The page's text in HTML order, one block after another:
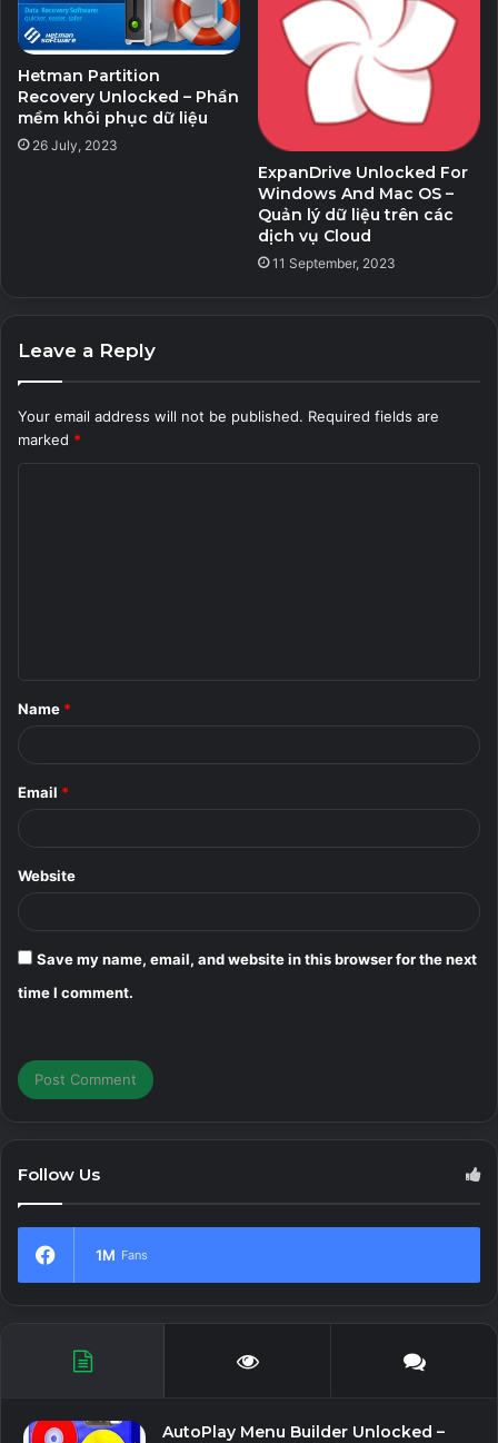
Hetman Partition
Recovery Unlocked – Phần
mềm khôi phục dữ liệu
26 July, 2023
ExpanDrive Unlocked For
Windows And Mac OS –
Quản lý dữ liệu trên các
dịch vụ Cloud
11 September, 2023
Leave a Reply
Your email address will not be published. Required fields are
marked *
*
Name *
Email *
Website
Save my name, email, and website in this browser for the next
time I comment.
Follow Us
1M Fans
AutoPlay Menu Builder Unlocked –